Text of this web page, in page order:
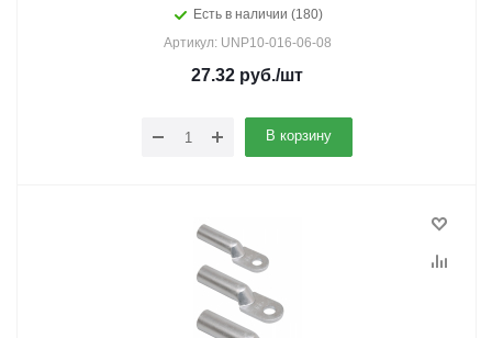
Есть в наличии (180)
Артикул: UNP10-016-06-08
27.32 руб./шт
В корзину